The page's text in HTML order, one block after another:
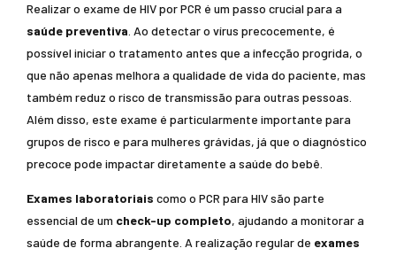
Realizar o exame de HIV por PCR é um passo crucial para a
saúde preventiva . Ao detectar o vírus precocemente, é
possível iniciar o tratamento antes que a infecção progrida, o
que não apenas melhora a qualidade de vida do paciente, mas
também reduz o risco de transmissão para outras pessoas.
Além disso, este exame é particularmente importante para
grupos de risco e para mulheres grávidas, já que o diagnóstico
precoce pode impactar diretamente a saúde do bebê.
Exames laboratoriais como o PCR para HIV são parte
essencial de um check-up completo, ajudando a monitorar a
saúde de forma abrangente. A realização regular de exames